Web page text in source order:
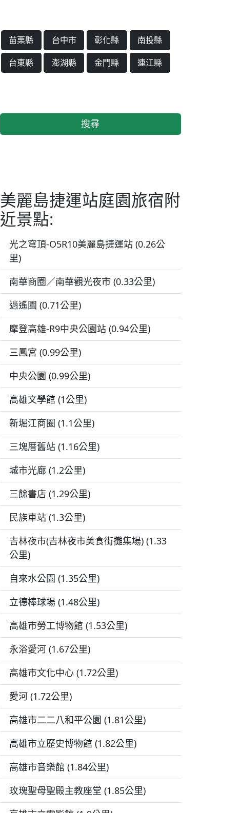
苗栗縣 台中市 彰化縣
南投縣
台東縣 澎湖縣 金門縣 連江縣
搜尋
美麗島捷運站庭園旅宿附
近景點:
光之穹頂-O5R10美麗島捷運站 (0.26公
里)
南華商圈／南華觀光夜市 (0.33公里)
逍遙園 (0.71公里)
摩登高雄-R9中央公園站 (0.94公里)
三鳳宮 (0.99公里)
中央公園 (0.99公里)
高雄文學館 (1公里)
新堀江商圈 (1.1公里)
三塊厝舊站 (1.16公里)
城市光廊 (1.2公里)
三餘書店 (1.29公里)
民族車站 (1.3公里)
吉林夜市(吉林夜市美食街攤集場) (1.33
公里)
自來水公園 (1.35公里)
立德棒球場 (1.48公里)
高雄市勞工博物館 (1.53公里)
永浴愛河 (1.67公里)
高雄市文化中心 (1.72公里)
愛河 (1.72公里)
高雄市二二八和平公園 (1.81公里)
高雄市立歷史博物館 (1.82公里)
高雄市音樂館 (1.84公里)
玫瑰聖母聖殿主教座堂 (1.85公里)